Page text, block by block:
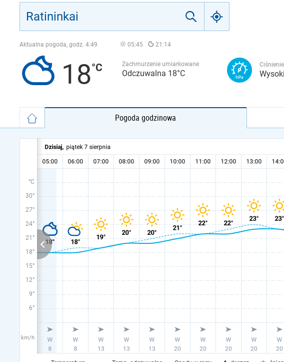
Aktualna pogoda, godz. 4:49 05:45 21:14
18 Zachmurzenie umiarkowane
Odczuwalna 18°C
Pogoda godzinowa
°C
30°
27°
24°
21°
18°
15°
12°
9°
6°
km/h